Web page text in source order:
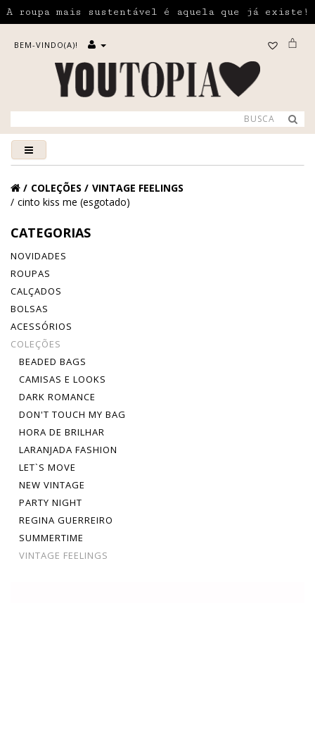
A roupa mais sustentável é aquela que já existe!
BEM-VINDO(A)!
COLEÇÕES
VINTAGE FEELINGS
cinto kiss me (esgotado)
CATEGORIAS
NOVIDADES
ROUPAS
CALÇADOS
BOLSAS
ACESSÓRIOS
COLEÇÕES
BEADED BAGS
CAMISAS E LOOKS
DARK ROMANCE
DON'T TOUCH MY BAG
HORA DE BRILHAR
LARANJADA FASHION
LET`S MOVE
NEW VINTAGE
PARTY NIGHT
REGINA GUERREIRO
SUMMERTIME
VINTAGE FEELINGS